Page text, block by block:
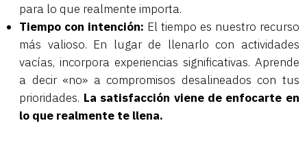
para lo que realmente importa.
Tiempo con intención: El tiempo es nuestro recurso
más valioso. En lugar de llenarlo con actividades
vacías, incorpora experiencias significativas. Aprende
a decir «no» a compromisos desalineados con tus
prioridades. La satisfacción viene de enfocarte en
lo que realmente te llena.